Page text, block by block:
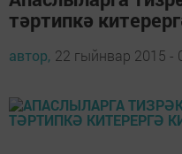
тәртипкә
автор, 22 гыйнвар 2015 -